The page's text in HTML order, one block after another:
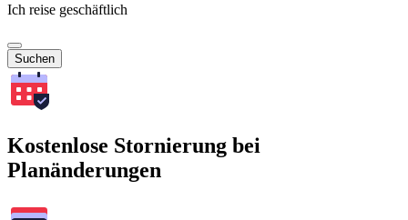
Ich reise geschäftlich
Suchen
Kostenlose Stornierung bei
Planänderungen